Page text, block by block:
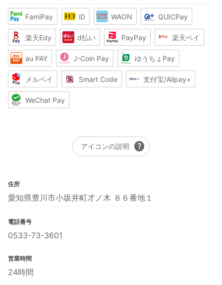
FamiPay iD WAON QUICPay
楽天Edy d払い PayPay 楽天ペイ
au PAY J-Coin Pay ゆうちょPay
メルペイ Smart Code 支付宝/Alipay+
WeChat Pay
アイコンの説明 help
住所
愛知県豊川市小坂井町才ノ木 ８６番地１
電話番号
0533-73-3601
営業時間
24時間